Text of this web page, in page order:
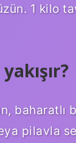
1 kilo
pilavla